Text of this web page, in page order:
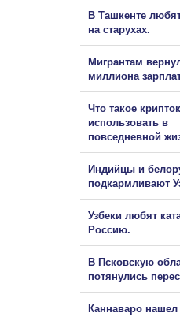
В Ташкенте
на старухах.
Мигрантам
миллиона
Что такое
использовать в
повседневной
Индийцы и
подкармливают
Узбеки любят
Россию.
В Псковскую
потянулись
Каннаваро нашел